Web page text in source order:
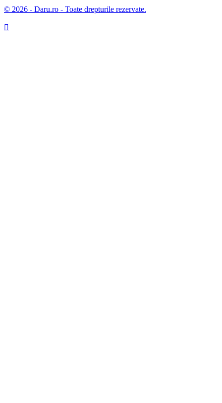
© 2026 - Daru.ro - Toate drepturile rezervate.
